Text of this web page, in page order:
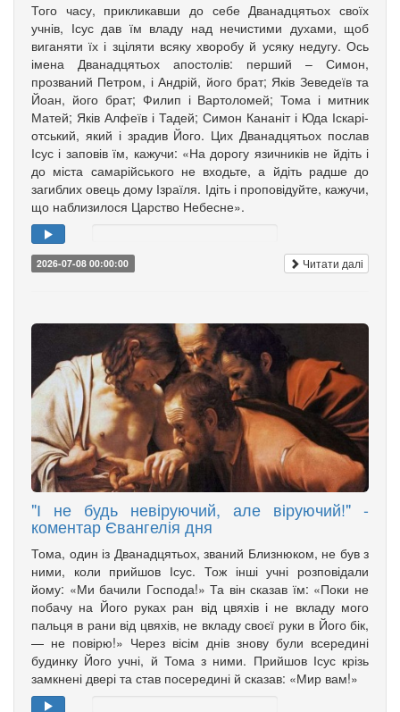
Того часу, прикликавши до себе Дванадцятьох своїх
учнів, Ісус дав їм владу над нечистими духами, щоб
вига­няти їх і зціляти всяку хворобу й усяку недугу. Ось
імена Дванадцятьох апо­столів: перший – Симон,
прозваний Петром, і Андрій, його брат; Яків Зе­­ведеїв та
Йоан, його брат; Филип і Вартоломей; Тома і мит­ник
Матей; Яків Алфеїв і Та­дей; Симон Кананіт і Юда Іска­рі­
от­ський, який і зрадив Його. Цих Дванадцятьох послав
Ісус і заповів їм, кажучи: «На дорогу язич­ників не йдіть і
до міста самарійського не входьте, а йдіть радше до
загиблих овець дому Ізраїля. Ідіть і проповідуйте, кажучи,
що наблизилося Царство Небесне».
2026-07-08 00:00:00 Читати далі
"І не будь невіруючий, але віруючий!" -
коментар Євангелія дня
Тома, один із Дванадцятьох, званий Близнюком, не був з
ними, коли прийшов Ісус. Тож інші учні розповідали
йому: «Ми бачили Господа!» Та він сказав їм: «Поки не
побачу на Його руках ран від цвяхів і не вкладу мого
пальця в рани від цвяхів, не вкладу своєї руки в Його бік,
— не повірю!» Через вісім днів знову були всередині
будинку Його учні, й Тома з ними. Прийшов Ісус крізь
замкнені двері та став посередині й сказав: «Мир вам!»